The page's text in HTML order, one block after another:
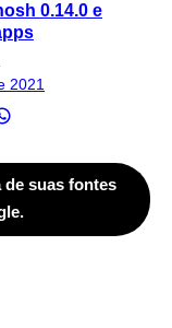
0.14.0 e
on
2021
suas fontes